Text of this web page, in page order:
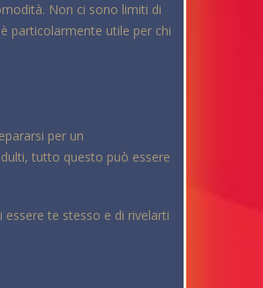
Non ci sono limiti di
particolarmente utile per chi
per un
tutto questo può essere
te stesso e di rivelarti